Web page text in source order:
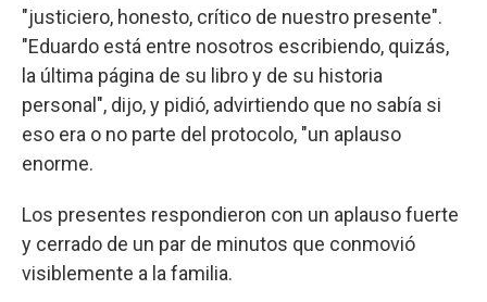
"justiciero, honesto, crítico de nuestro presente".
"Eduardo está entre nosotros escribiendo, quizás,
la última página de su libro y de su historia
personal", dijo, y pidió, advirtiendo que no sabía si
eso era o no parte del protocolo, "un aplauso
enorme.
Los presentes respondieron con un aplauso fuerte
y cerrado de un par de minutos que conmovió
visiblemente a la familia.